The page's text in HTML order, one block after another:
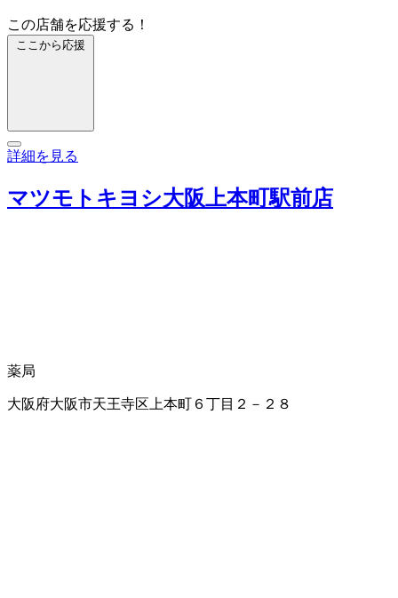
この店舗を応援する！
ここから応援
詳細を見る
マツモトキヨシ大阪上本町駅前店
薬局
大阪府大阪市天王寺区上本町６丁目２－２８